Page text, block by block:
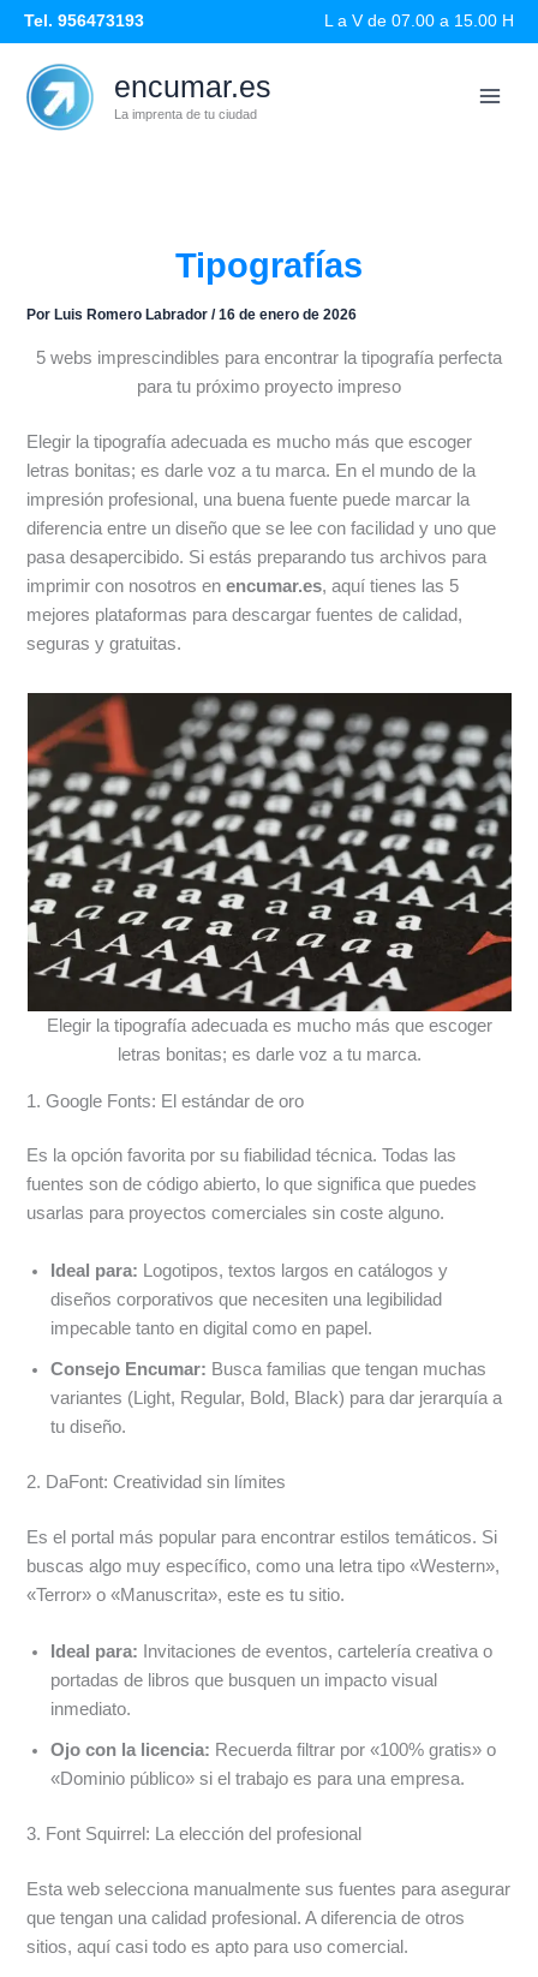
al
contenido
Tel. 956473193 L a V de 07.00 a 15.00 H
encumar.es
La imprenta de tu ciudad
Tipografías
Por Luis Romero Labrador/16 de enero de 2026
5 webs imprescindibles para encontrar la tipografía perfecta
para tu próximo proyecto impreso
Elegir la tipografía adecuada es mucho más que escoger
letras bonitas; es darle voz a tu marca. En el mundo de la
impresión profesional, una buena fuente puede marcar la
diferencia entre un diseño que se lee con facilidad y uno que
pasa desapercibido. Si estás preparando tus archivos para
imprimir con nosotros enencumar.es, aquí tienes las 5
mejores plataformas para descargar fuentes de calidad,
seguras y gratuitas.
Elegir la tipografía adecuada es mucho más que escoger
letras bonitas; es darle voz a tu marca.
1. Google Fonts: El estándar de oro
Es la opción favorita por su fiabilidad técnica. Todas las
fuentes son de código abierto, lo que significa que puedes
usarlas para proyectos comerciales sin coste alguno.
Ideal para: Logotipos, textos largos en catálogos y
diseños corporativos que necesiten una legibilidad
impecable tanto en digital como en papel.
Consejo Encumar: Busca familias que tengan muchas
variantes (Light, Regular, Bold, Black) para dar jerarquía a
tu diseño.
2. DaFont: Creatividad sin límites
Es el portal más popular para encontrar estilos temáticos. Si
buscas algo muy específico, como una letra tipo «Western»,
«Terror» o «Manuscrita», este es tu sitio.
Ideal para: Invitaciones de eventos, cartelería creativa o
portadas de libros que busquen un impacto visual
inmediato.
Ojo con la licencia: Recuerda filtrar por «100% gratis» o
«Dominio público» si el trabajo es para una empresa.
3. Font Squirrel: La elección del profesional
Esta web selecciona manualmente sus fuentes para asegurar
que tengan una calidad profesional. A diferencia de otros
sitios, aquí casi todo es apto para uso comercial.